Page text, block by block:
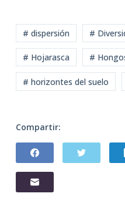
# dispersión #
# Hojarasca #
# horizontes del suelo
Compartir: